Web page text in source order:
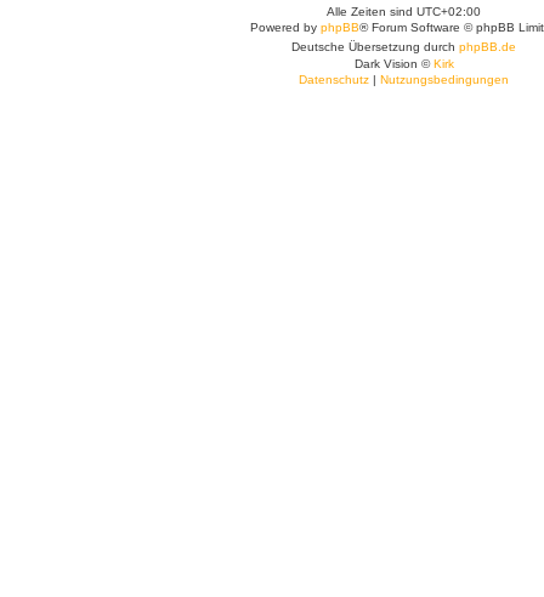
Alle Zeiten sind UTC+02:00
Powered by phpBB® Forum Software © phpBB
Deutsche Übersetzung durch phpBB.de
Dark Vision ©Kirk
Datenschutz | Nutzungsbedingungen